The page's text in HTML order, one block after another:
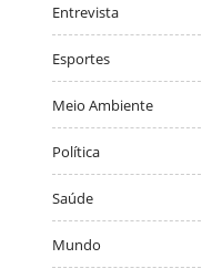
Entrevista
Esportes
Meio Ambiente
Política
Saúde
Mundo